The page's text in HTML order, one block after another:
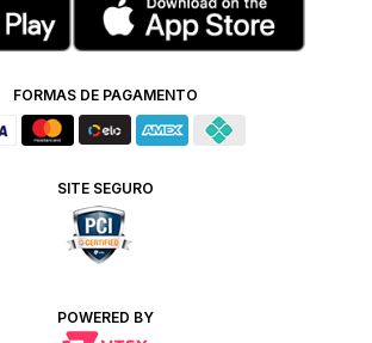
FORMAS DE PAGAMENTO
SITE SEGURO
POWERED BY